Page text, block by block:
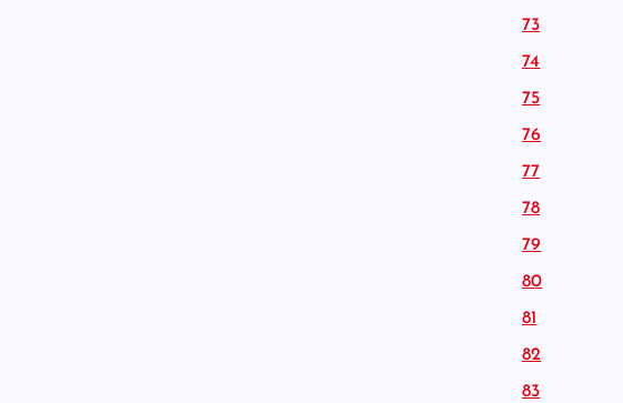
73
74
75
76
77
78
79
80
81
82
83